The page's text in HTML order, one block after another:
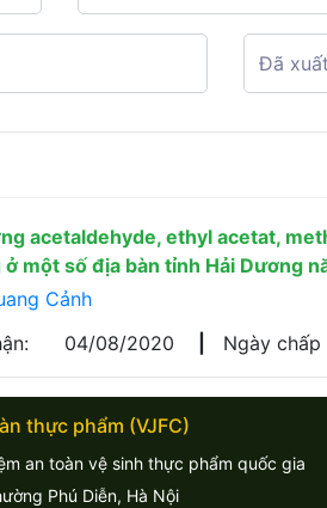
acetaldehyde, ethyl acetat,
một số địa bàn tỉnh Hải Dương
Cảnh
04/08/2020 Ngày chấp
thực phẩm (VJFC)
an toàn vệ sinh thực phẩm quốc gia
Phú Diễn, Hà Nội